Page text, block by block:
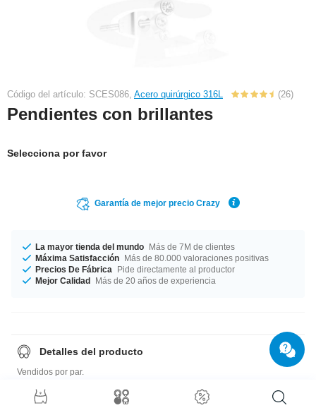
Código del artículo: SCES086, Acero quirúrgico 316L (26)
Pendientes con brillantes
Selecciona por favor
Garantía de mejor precio Crazy
La mayor tienda del mundo Más de 7M de clientes
Máxima Satisfacción Más de 80.000 valoraciones positivas
Precios De Fábrica
Pide directamente al productor
Mejor Calidad Más de 20 años de experiencia
Detalles del producto
Vendidos por par.